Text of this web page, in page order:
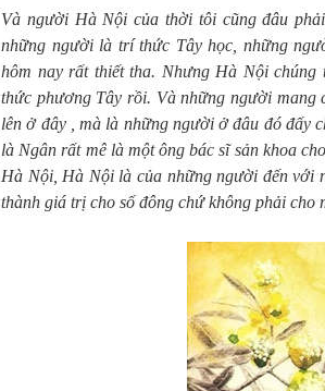
Và người Hà Nội của thời tôi cũng đâu
những người là trí thức Tây học, những
hôm nay rất thiết tha. Nhưng Hà Nội
thức phương Tây rồi. Và những người
lên ở đây , mà là những người ở đâu đó đấy
là Ngân rất mê là một ông bác sĩ sản khoa
Hà Nội, Hà Nội là của những người đến với
thành giá trị cho số đông chứ không phải cho